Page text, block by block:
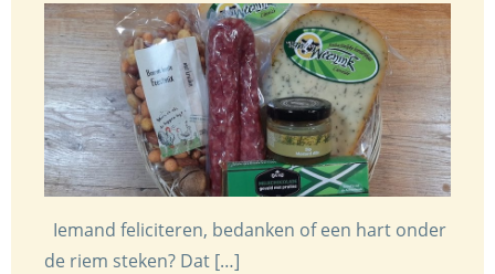
Iemand feliciteren, bedanken of een hart onder
de riem steken? Dat […]